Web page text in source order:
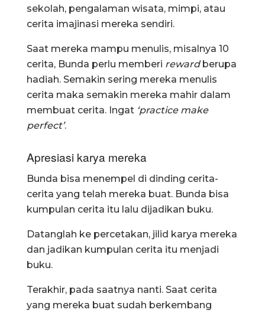
sekolah, pengalaman wisata, mimpi, atau
cerita imajinasi mereka sendiri.
Saat mereka mampu menulis, misalnya 10
cerita, Bunda perlu memberi rewardberupa
hadiah. Semakin sering mereka menulis
cerita maka semakin mereka mahir dalam
membuat cerita. Ingat ‘practice make
perfect’.
Apresiasi karya mereka
Bunda bisa menempel di dinding cerita-
cerita yang telah mereka buat. Bunda bisa
kumpulan cerita itu lalu dijadikan buku.
Datanglah ke percetakan, jilid karya mereka
dan jadikan kumpulan cerita itu menjadi
buku.
Terakhir, pada saatnya nanti. Saat cerita
yang mereka buat sudah berkembang